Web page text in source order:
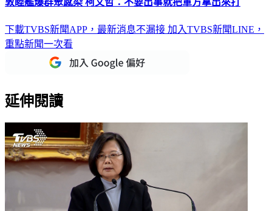
下載TVBS新聞APP，最新消息不漏接 加入TVBS新聞LINE，
重點新聞一次看
延伸閱讀